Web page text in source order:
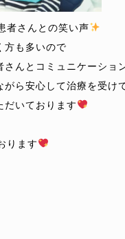
者さんとの笑い声
も多いので
んとコミュニケーショ
ら安心して治療を受け
いております
ります